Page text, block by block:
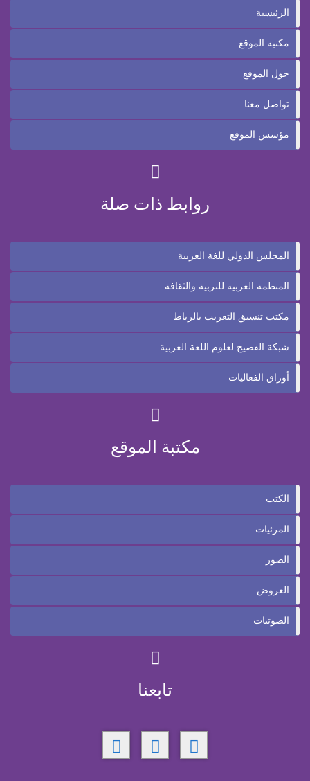
الرئيسية
مكتبة الموقع
حول الموقع
تواصل معنا
مؤسس الموقع
روابط ذات صلة
المجلس الدولي للغة العربية
المنظمة العربية للتربية والثقافة
مكتب تنسيق التعريب بالرباط
شبكة الفصيح لعلوم اللغة العربية
أوراق الفعاليات
مكتبة الموقع
الكتب
المرئيات
الصور
العروض
الصوتيات
تابعنا